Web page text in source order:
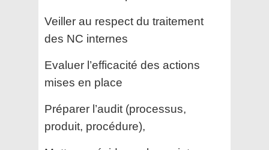
Veiller au respect du traitement
des NC internes
Evaluer l’efficacité des actions
mises en place
Préparer l’audit (processus,
produit, procédure),